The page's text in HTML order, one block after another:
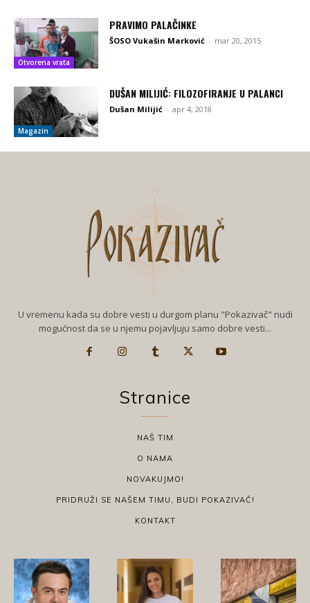
Otvorena vrata
PRAVIMO PALAČINKE
ŠOSO Vukašin Marković - mar 20, 2015
Magazin
DUŠAN MILIJIĆ: FILOZOFIRANJE U PALANCI
Dušan Milijić - apr 4, 2018
U vremenu kada su dobre vesti u durgom planu "Pokazivač" nudi
mogućnost da se u njemu pojavljuju samo dobre vesti...
Stranice
NAŠ TIM
O NAMA
NOVAKUJMO!
PRIDRUŽI SE NAŠEM TIMU, BUDI POKAZIVAČ!
KONTAKT